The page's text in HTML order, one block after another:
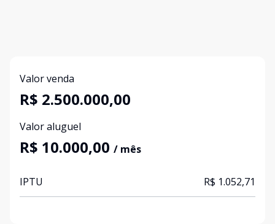
Valor venda
R$ 2.500.000,00
Valor aluguel
R$ 10.000,00 / mês
IPTU R$ 1.052,71